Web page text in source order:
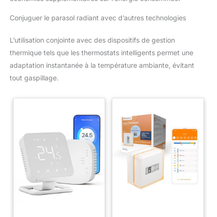
Conjuguer le parasol radiant avec d’autres technologies
L’utilisation conjointe avec des dispositifs de gestion
thermique tels que les thermostats intelligents permet une
adaptation instantanée à la température ambiante, évitant
tout gaspillage.